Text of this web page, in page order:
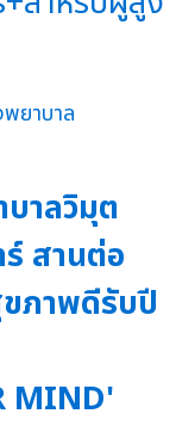
าลวิมุต
สานต่อ
ภาพดีรับปี
MIND'